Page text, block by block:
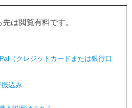
先は閲覧有料です。
（クレジットカードまたは銀行口
込み